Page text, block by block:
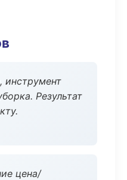
инструмент
Результат
цена/